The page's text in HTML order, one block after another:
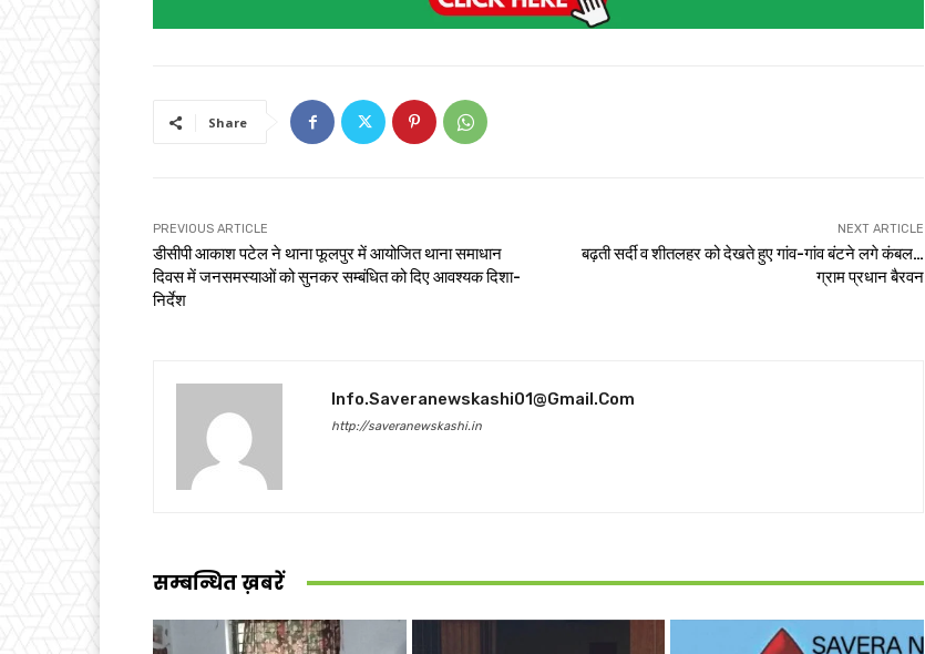
Share
PREVIOUS ARTICLE
डीसीपी आकाश पटेल ने थाना फूलपुर में आयोजित थाना समाधान
दिवस में जनसमस्याओं को सुनकर सम्बंधित को दिए आवश्यक दिशा-
निर्देश
NEXT ARTICLE
बढ़ती सर्दी व शीतलहर को देखते हुए गांव-गांव बंटने लगे कंबल…
ग्राम प्रधान बैरवन
Info.saveranewskashi01@gmail.com
http://saveranewskashi.in
सम्बन्धित ख़बरें